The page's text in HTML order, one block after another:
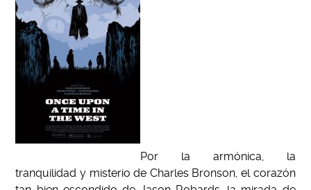
Por la armónica, la
tranquilidad y misterio de Charles Bronson, el corazón